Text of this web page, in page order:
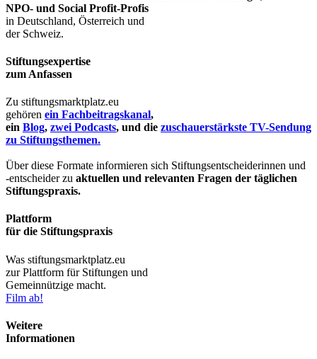
NPO- und Social Profit-Profis
in Deutschland, Österreich und
der Schweiz.
Stiftungsexpertise
zum Anfassen
Zu stiftungsmarktplatz.eu
gehören ein Fachbeitragskanal,
ein Blog, zwei Podcasts, und die zuschauerstärkste TV-Sendung
zu Stiftungsthemen.
Über diese Formate informieren sich Stiftungsentscheiderinnen und
-entscheider zu aktuellen und relevanten Fragen der täglichen
Stiftungspraxis.
Plattform
für die Stiftungspraxis
Was stiftungsmarktplatz.eu
zur Plattform für Stiftungen und
Gemeinnützige macht.
Film ab!
Weitere
Informationen